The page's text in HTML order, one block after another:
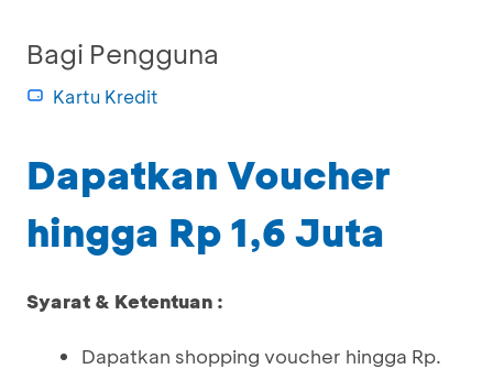
Bagi Pengguna
Kartu Kredit
Dapatkan Voucher
hingga Rp 1,6 Juta
Syarat & Ketentuan :
Dapatkan shopping voucher hingga Rp.